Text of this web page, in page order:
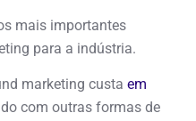
mais importantes
para a indústria.
marketing custa em
com outras formas de